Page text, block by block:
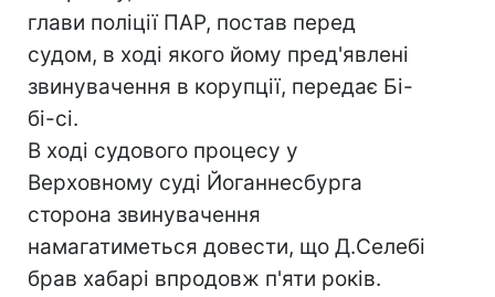
глави поліції ПАР, постав перед
судом, в ході якого йому пред'явлені
звинувачення в корупції, передає Бі-
бі-сі.
В ході судового процесу у
Верховному суді Йоганнесбурга
сторона звинувачення
намагатиметься довести, що Д.Селебі
брав хабарі впродовж п'яти років.